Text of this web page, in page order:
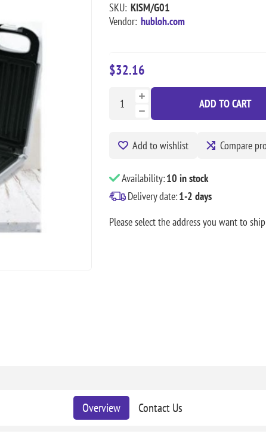
SKU: KISM/G01
Vendor: hubloh.com
$32.16
ADD TO CART
Add to wishlist Compare
Availability:10 in stock
Delivery date:1-2 days
Please select the address you want to
Overview Contact Us